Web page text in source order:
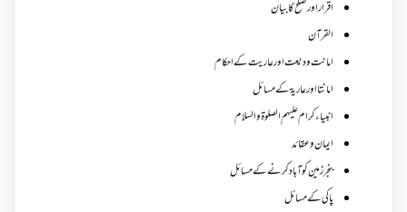
اقرار اور صلح کا بیان
القرآن
امانت ودیعت اورعاریت کے احکام
امانتا اور عاریة کے مسائل
انبیاء کرام علیہم الصلوۃ والسلام
ایمان وعقائد
بنجر زمین کو آباد کرنے کے مسائل
پاکی کے مسائل